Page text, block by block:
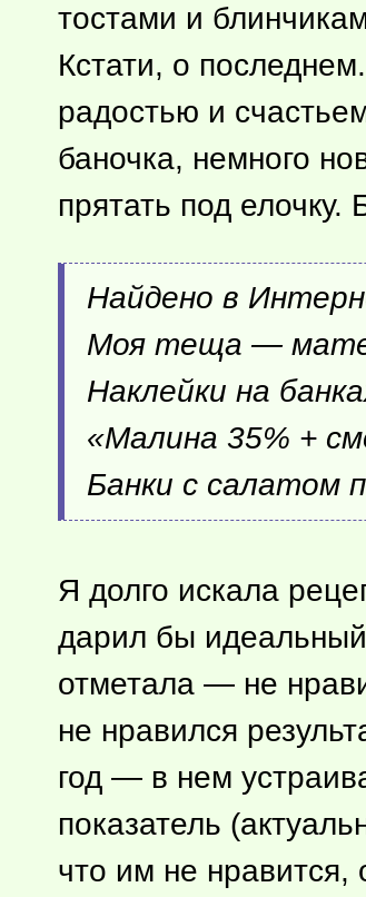
тостами и
Кстати, о последнем.
радостью и
баночка, немного
прятать под елочку.
Найдено в
Моя теща —
Наклейки на
«Малина 35% +
Банки с салатом
Я долго искала
дарил бы идеальный
отметала — не
не нравился
год — в нем
показатель
что им не нравится,